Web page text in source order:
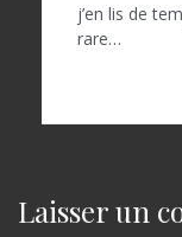
j’en lis de
rare…
Laisser un